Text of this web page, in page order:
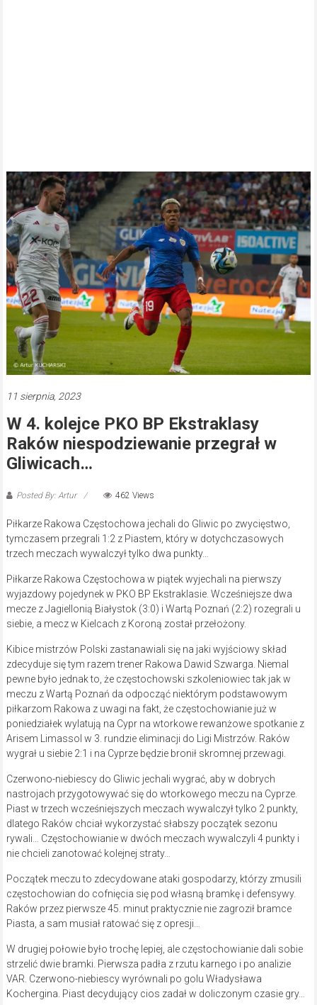
11 sierpnia, 2023
W 4. kolejce PKO BP Ekstraklasy
Raków niespodziewanie przegrał w
Gliwicach…
Posted By: Artur 462 Views
Piłkarze Rakowa Częstochowa jechali do Gliwic po zwycięstwo,
tymczasem przegrali 1:2 z Piastem, który w dotychczasowych
trzech meczach wywalczył tylko dwa punkty…
Piłkarze Rakowa Częstochowa w piątek wyjechali na pierwszy
wyjazdowy pojedynek w PKO BP Ekstraklasie. Wcześniejsze dwa
mecze z Jagiellonią Białystok (3:0) i Wartą Poznań (2:2) rozegrali u
siebie, a mecz w Kielcach z Koroną został przełożony.
Kibice mistrzów Polski zastanawiali się na jaki wyjściowy skład
zdecyduje się tym razem trener Rakowa Dawid Szwarga. Niemal
pewne było jednak to, że częstochowski szkoleniowiec tak jak w
meczu z Wartą Poznań da odpocząć niektórym podstawowym
piłkarzom Rakowa z uwagi na fakt, że częstochowianie już w
poniedziałek wylatują na Cypr na wtorkowe rewanżowe spotkanie z
Arisem Limassol w 3. rundzie eliminacji do Ligi Mistrzów. Raków
wygrał u siebie 2:1 i na Cyprze będzie bronił skromnej przewagi.
Czerwono-niebiescy do Gliwic jechali wygrać, aby w dobrych
nastrojach przygotowywać się do wtorkowego meczu na Cyprze.
Piast w trzech wcześniejszych meczach wywalczył tylko 2 punkty,
dlatego Raków chciał wykorzystać słabszy początek sezonu
rywali… Częstochowianie w dwóch meczach wywalczyli 4 punkty i
nie chcieli zanotować kolejnej straty…
Początek meczu to zdecydowane ataki gospodarzy, którzy zmusili
częstochowian do cofnięcia się pod własną bramkę i defensywy.
Raków przez pierwsze 45. minut praktycznie nie zagroził bramce
Piasta, a sam musiał ratować się z opresji…
W drugiej połowie było trochę lepiej, ale częstochowianie dali sobie
strzelić dwie bramki. Pierwsza padła z rzutu karnego i po analizie
VAR. Czerwono-niebiescy wyrównali po golu Władysława
Kochergina. Piast decydujący cios zadał w doliczonym czasie gry…